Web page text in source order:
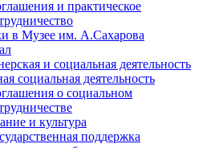
и практическое
в Музее им. А.Сахарова
и социальная деятельность
социальная деятельность
о социальном
и культура
поддержка